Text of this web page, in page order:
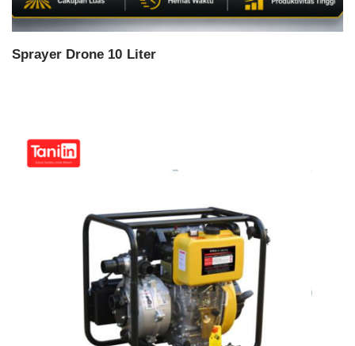
Sprayer Drone 10 Liter